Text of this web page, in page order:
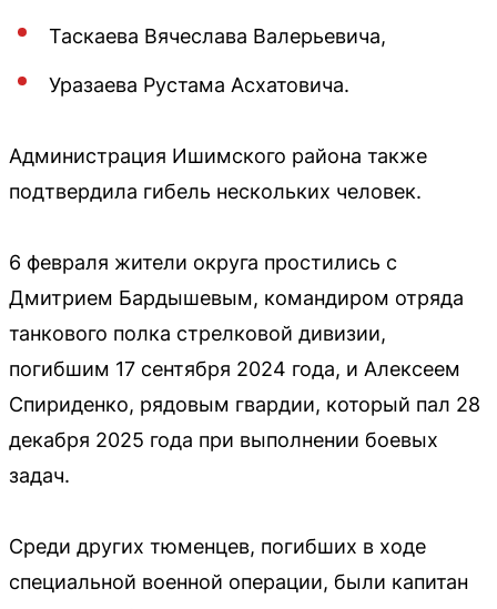
Таскаева Вячеслава Валерьевича,
Уразаева Рустама Асхатовича.
Администрация Ишимского района также
подтвердила гибель нескольких человек.
6 февраля жители округа простились с
Дмитрием Бардышевым, командиром отряда
танкового полка стрелковой дивизии,
погибшим 17 сентября 2024 года, и Алексеем
Спириденко, рядовым гвардии, который пал 28
декабря 2025 года при выполнении боевых
задач.
Среди других тюменцев, погибших в ходе
специальной военной операции, были капитан